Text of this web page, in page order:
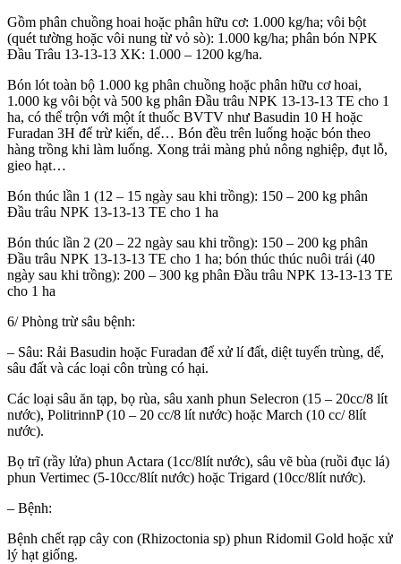
Gồm phân chuồng hoai hoặc phân hữu cơ: 1.000 kg/ha; vôi bột
(quét tường hoặc vôi nung từ vỏ sò): 1.000 kg/ha; phân bón NPK
Đầu Trâu 13-13-13 XK: 1.000 – 1200 kg/ha.
Bón lót toàn bộ 1.000 kg phân chuồng hoặc phân hữu cơ hoai,
1.000 kg vôi bột và 500 kg phân Đầu trâu NPK 13-13-13 TE cho 1
ha, có thể trộn với một ít thuốc BVTV như Basudin 10 H hoặc
Furadan 3H để trừ kiến, dế… Bón đều trên luống hoặc bón theo
hàng trồng khi làm luống. Xong trải màng phủ nông nghiệp, đụt lỗ,
gieo hạt…
Bón thúc lần 1 (12 – 15 ngày sau khi trồng): 150 – 200 kg phân
Đầu trâu NPK 13-13-13 TE cho 1 ha
Bón thúc lần 2 (20 – 22 ngày sau khi trồng): 150 – 200 kg phân
Đầu trâu NPK 13-13-13 TE cho 1 ha; bón thúc thúc nuôi trái (40
ngày sau khi trồng): 200 – 300 kg phân Đầu trâu NPK 13-13-13 TE
cho 1 ha
6/ Phòng trừ sâu bệnh:
– Sâu: Rải Basudin hoặc Furadan để xử lí đất, diệt tuyến trùng, dế,
sâu đất và các loại côn trùng có hại.
Các loại sâu ăn tạp, bọ rùa, sâu xanh phun Selecron (15 – 20cc/8 lít
nước), PolitrinnP (10 – 20 cc/8 lít nước) hoặc March (10 cc/ 8lít
nước).
Bọ trĩ (rầy lửa) phun Actara (1cc/8lít nước), sâu vẽ bùa (ruồi đục lá)
phun Vertimec (5-10cc/8lít nước) hoặc Trigard (10cc/8lít nước).
– Bệnh:
Bệnh chết rạp cây con (Rhizoctonia sp) phun Ridomil Gold hoặc xử
lý hạt giống.